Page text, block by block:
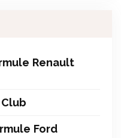
Renault
Ford